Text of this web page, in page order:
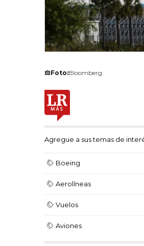
Foto:Bloomberg
Agregue a sus temas de
Boeing
Aerolíneas
Vuelos
Aviones